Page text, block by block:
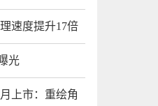
速度提升17倍
光
上市：重绘角